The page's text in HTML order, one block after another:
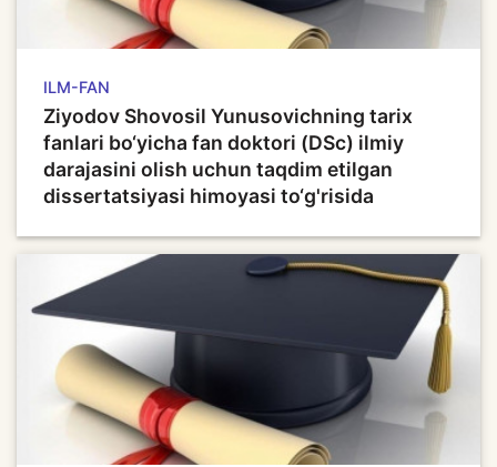
ILM-FAN
Ziyodov Shovosil Yunusovichning tarix
fanlari bo‘yicha fan doktori (DSc) ilmiy
darajasini olish uchun taqdim etilgan
dissertatsiyasi himoyasi to‘g'risida